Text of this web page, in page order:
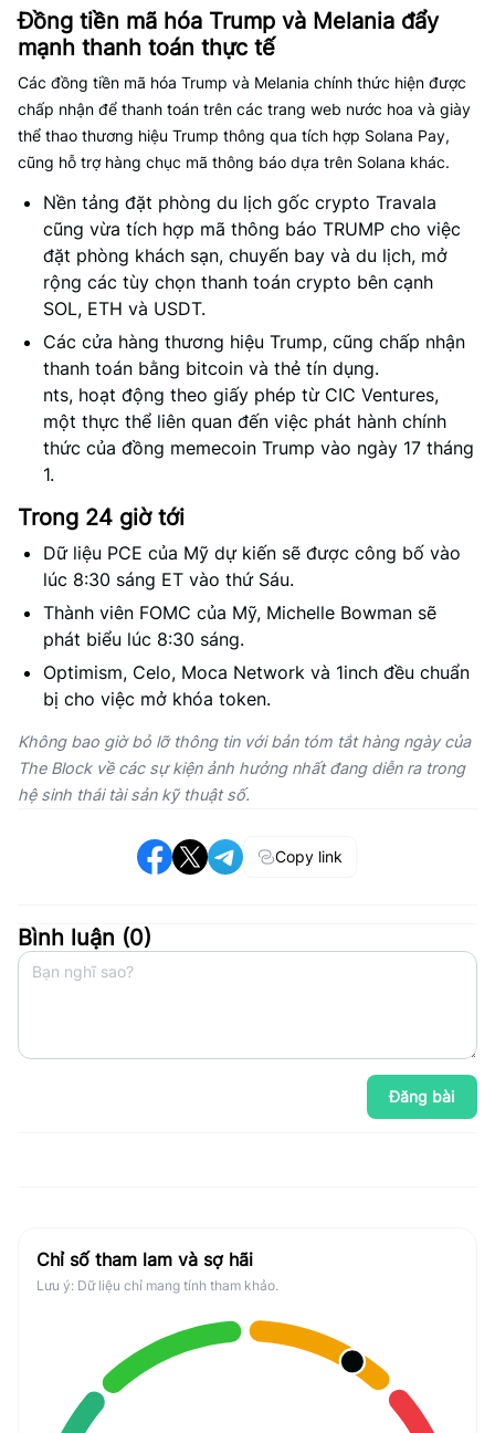
Đồng tiền mã hóa Trump và Melania đẩy
mạnh thanh toán thực tế
Các đồng tiền mã hóa Trump và Melania chính thức hiện được
chấp nhận để thanh toán trên các trang web nước hoa và giày
thể thao thương hiệu Trump thông qua tích hợp Solana Pay,
cũng hỗ trợ hàng chục mã thông báo dựa trên Solana khác.
Nền tảng đặt phòng du lịch gốc crypto Travala
cũng vừa tích hợp mã thông báo TRUMP cho việc
đặt phòng khách sạn, chuyến bay và du lịch, mở
rộng các tùy chọn thanh toán crypto bên cạnh
SOL, ETH và USDT.
Các cửa hàng thương hiệu Trump, cũng chấp nhận
thanh toán bằng bitcoin và thẻ tín dụng.
nts, hoạt động theo giấy phép từ CIC Ventures,
một thực thể liên quan đến việc phát hành chính
thức của đồng memecoin Trump vào ngày 17 tháng
1.
Trong 24 giờ tới
Dữ liệu PCE của Mỹ dự kiến sẽ được công bố vào
lúc 8:30 sáng ET vào thứ Sáu.
Thành viên FOMC của Mỹ, Michelle Bowman sẽ
phát biểu lúc 8:30 sáng.
Optimism, Celo, Moca Network và 1inch đều chuẩn
bị cho việc mở khóa token.
Không bao giờ bỏ lỡ thông tin với bản tóm tắt hàng ngày của
The Block về các sự kiện ảnh hưởng nhất đang diễn ra trong
hệ sinh thái tài sản kỹ thuật số.
Copy link
Bình luận (0)
Đăng bài
Chỉ số tham lam và sợ hãi
Lưu ý: Dữ liệu chỉ mang tính tham khảo.